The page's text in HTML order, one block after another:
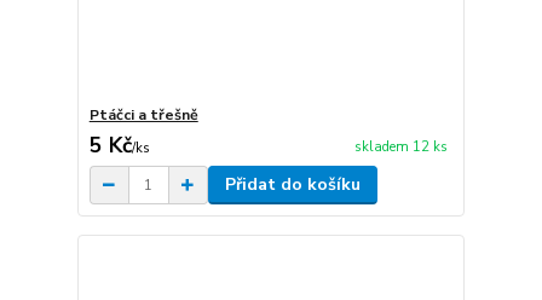
Ptáčci a třešně
5 Kč/ks skladem 12 ks
Přidat do košíku